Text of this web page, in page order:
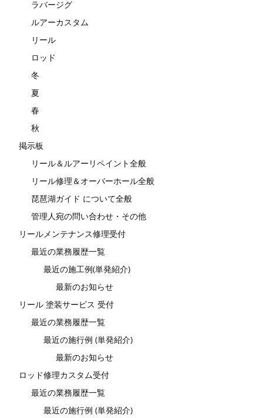
ラバージグ
ルアーカスタム
リール
ロッド
冬
夏
春
秋
掲示板
リール＆ルアーリペイント全般
リール修理＆オーバーホール全般
琵琶湖ガイド について全般
管理人宛の問い合わせ・その他
リールメンテナンス修理受付
最近の業務履歴一覧
最近の施工例(単発紹介)
最新のお知らせ
リール 塗装サービス 受付
最近の業務履歴一覧
最近の施行例 (単発紹介)
最新のお知らせ
ロッド修理カスタム受付
最近の業務履歴一覧
最近の施行例 (単発紹介)